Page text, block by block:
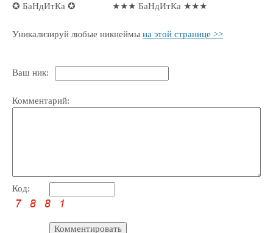
✪ БаНдИтКа ✪ ★★★ БаНдИтКа ★★★
Уникализируй любые никнеймы на этой странице >>
Ваш ник:
Комментарий:
Код: